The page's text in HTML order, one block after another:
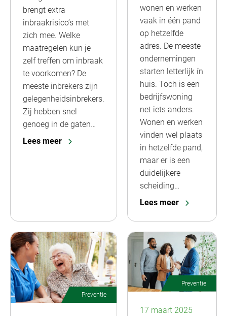
brengt extra
inbraakrisico’s met
zich mee. Welke
maatregelen kun je
zelf treffen om inbraak
te voorkomen? De
meeste inbrekers zijn
gelegenheidsinbrekers.
Zij hebben snel
genoeg in de gaten…
Lees meer
wonen en werken
vaak in één pand
op hetzelfde
adres. De meeste
ondernemingen
starten letterlijk ín
huis. Toch is een
bedrijfswoning
net iets anders.
Wonen en werken
vinden wel plaats
in hetzelfde pand,
maar er is een
duidelijkere
scheiding…
Lees meer
Preventie
Preventie
17 maart 2025